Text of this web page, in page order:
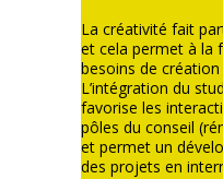
La créativité fait
et cela permet à la
besoins de
L’intégration du
favorise les
pôles du conseil
et permet un
des projets en